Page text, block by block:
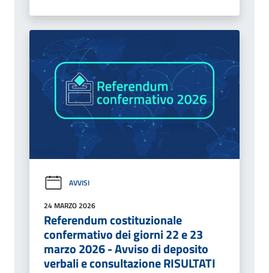
AVVISI
24 MARZO 2026
Referendum costituzionale
confermativo dei giorni 22 e 23
marzo 2026 - Avviso di deposito
verbali e consultazione RISULTATI